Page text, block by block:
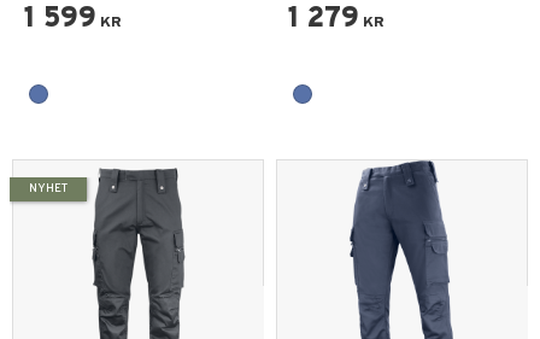
1 599 KR 1 279 KR
NYHET